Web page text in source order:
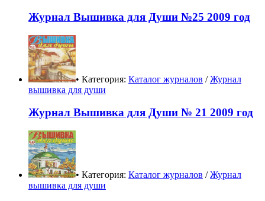
Журнал Вышивка для Души №25 2009 год
• Категория: Каталог журналов /Журнал
вышивка для души
Журнал Вышивка для Души № 21 2009 год
• Категория: Каталог журналов /Журнал
вышивка для души